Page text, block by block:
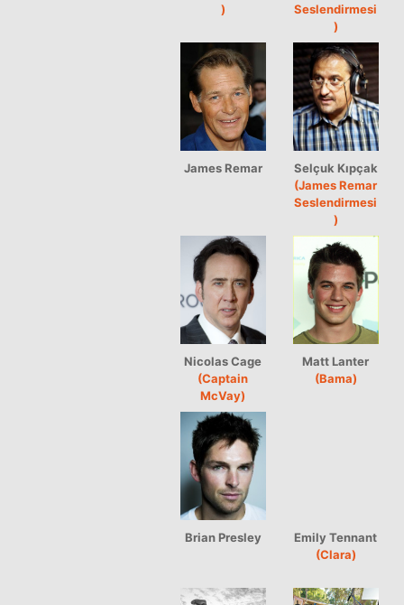
)
Seslendirmesi
)
James Remar
Selçuk Kıpçak
(James Remar
Seslendirmesi
)
Nicolas Cage
(Captain
McVay)
Matt Lanter
(Bama)
Brian Presley
Emily Tennant
(Clara)